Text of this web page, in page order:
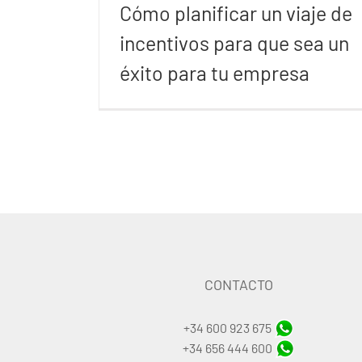
Cómo planificar un viaje de
incentivos para que sea un
éxito para tu empresa
CONTACTO
+34 600 923 675
+34 656 444 600